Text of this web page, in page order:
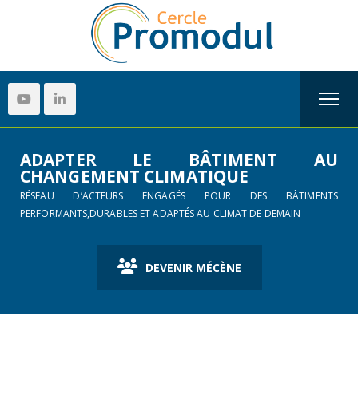
ADAPTER LE BÂTIMENT AU
CHANGEMENT CLIMATIQUE
RÉSEAU D’ACTEURS ENGAGÉS POUR DES BÂTIMENTS
PERFORMANTS,DURABLES ET ADAPTÉS AU CLIMAT DE DEMAIN
DEVENIR MÉCÈNE